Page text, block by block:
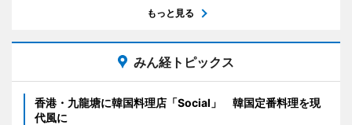
もっと見る
みん経トピックス
香港・九龍塘に韓国料理店「Social」 韓国定番料理を現
代風に